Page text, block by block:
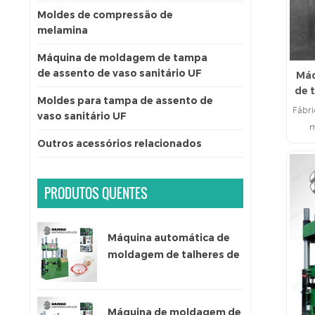
Moldes de compressão de
melamina
Máquina de moldagem de tampa
de assento de vaso sanitário UF
Moldes para tampa de assento de
vaso sanitário UF
Outros acessórios relacionados
PRODUTOS QUENTES
Máquina automática de
moldagem de talheres de
Máquina de moldagem de
de